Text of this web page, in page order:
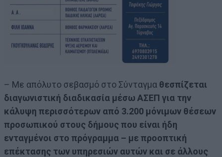
– Με απόλυτο σεβασμό στο Σύνταγμα θεσπίζεται
διαγωνιστική διαδικασία μέσω ΑΣΕΠ για την
κάλυψη περισσότερων από 3.200 μόνιμων θέσεων
προσωπικού στους δήμους που είναι ήδη
ενταγμένοι στο πρόγραμμα – με προοπτική
επέκτασης των υπηρεσιών αυτών και σε άλλους